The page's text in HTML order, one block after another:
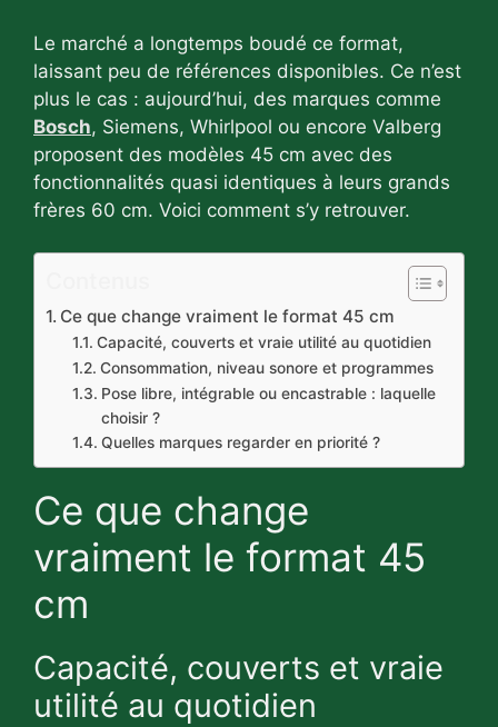
Le marché a longtemps boudé ce format,
laissant peu de références disponibles. Ce n’est
plus le cas : aujourd’hui, des marques comme
Bosch, Siemens, Whirlpool ou encore Valberg
proposent des modèles 45 cm avec des
fonctionnalités quasi identiques à leurs grands
frères 60 cm. Voici comment s’y retrouver.
Ce que change vraiment le format 45 cm
Capacité, couverts et vraie utilité au quotidien
Consommation, niveau sonore et programmes
Pose libre, intégrable ou encastrable : laquelle
choisir ?
Quelles marques regarder en priorité ?
Ce que change
vraiment le format 45
cm
Capacité, couverts et vraie
utilité au quotidien